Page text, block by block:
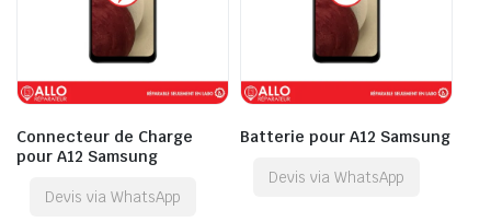
Connecteur de Charge
pour A12 Samsung
Devis via WhatsApp
Batterie pour A12 Samsung
Devis via WhatsApp